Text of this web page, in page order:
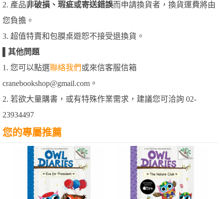
2. 產品非破損、瑕疵或寄送錯誤而申請換貨者，換貨運費將由
您負擔。
3. 超值特賣和包膜桌遊恕不接受退換貨。
其他問題
1. 您可以點選聯絡我們或來信客服信箱
cranebookshop@gmail.com。
2. 若欲大量購書，或有特殊作業需求，建議您可洽詢 02-
23934497
您的專屬推薦